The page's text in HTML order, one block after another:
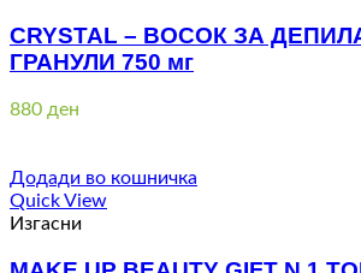
CRYSTAL – ВОСОК ЗА
ГРАНУЛИ 750 мг
880 ден
Додади во кошничка
Quick View
Изгасни